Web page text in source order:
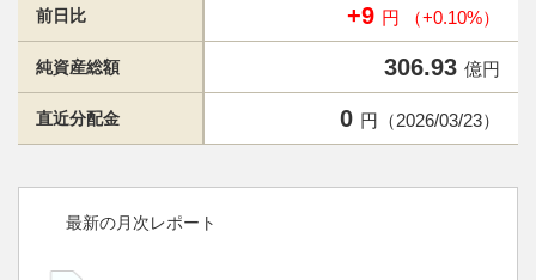
前日比 +9 円 （+0.10%）
純資産総額 306.93 億円
直近分配金 0 円（2026/03/23）
最新の月次レポート